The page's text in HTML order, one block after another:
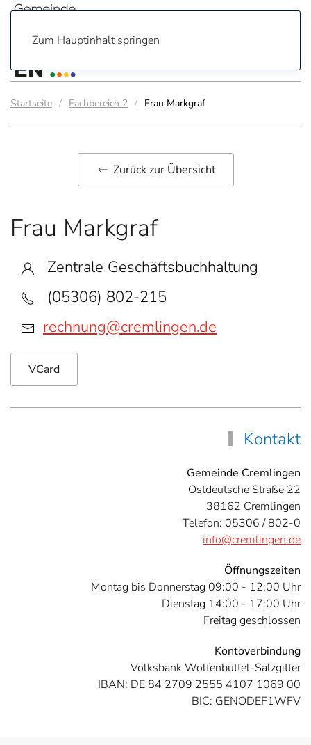
Zum Hauptinhalt springen
Startseite Fachbereich 2 Frau Markgraf
Zurück zur Übersicht
Frau Markgraf
Zentrale Geschäftsbuchhaltung
(05306) 802-215
rechnung@cremlingen.de
VCard
Kontakt
Gemeinde Cremlingen
Ostdeutsche Straße 22
38162 Cremlingen
Telefon: 05306 / 802-0
info@cremlingen.de
Öffnungszeiten
Montag bis Donnerstag 09:00 - 12:00 Uhr
Dienstag 14:00 - 17:00 Uhr
Freitag geschlossen
Kontoverbindung
Volksbank Wolfenbüttel-Salzgitter
IBAN: DE 84 2709 2555 4107 1069 00
BIC: GENODEF1WFV